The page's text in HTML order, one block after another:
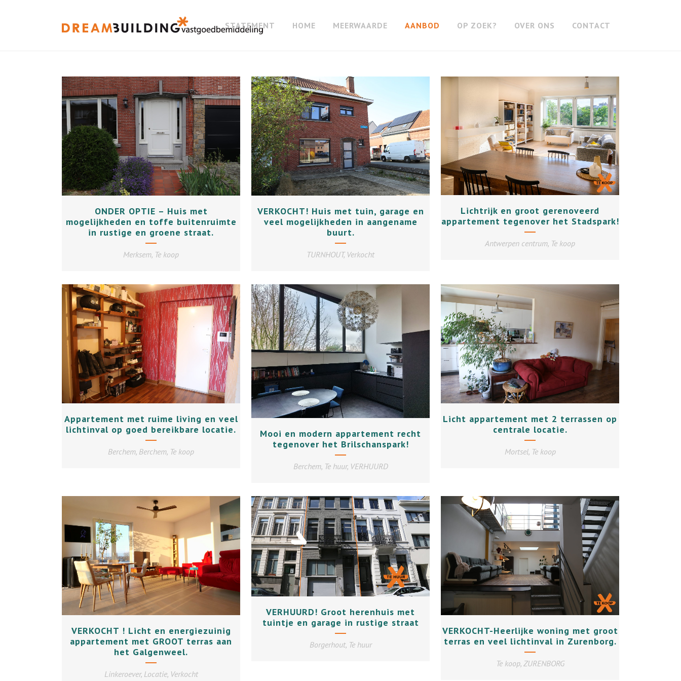
STATEMENT HOME MEERWAARDE AANBOD OP ZOEK? OVER ONS CONTACT
+
ONDER OPTIE – Huis met
mogelijkheden en toffe buitenruimte
in rustige en groene straat.
Merksem, Te koop
+
VERKOCHT! Huis met tuin, garage en
veel mogelijkheden in aangename
buurt.
TURNHOUT, Verkocht
+
Lichtrijk en groot gerenoveerd
appartement tegenover het Stadspark!
Antwerpen centrum, Te koop
+
Appartement met ruime living en veel
lichtinval op goed bereikbare locatie.
Berchem, Berchem, Te koop
+
Mooi en modern appartement recht
tegenover het Brilschanspark!
Berchem, Te huur, VERHUURD
+
Licht appartement met 2 terrassen op
centrale locatie.
Mortsel, Te koop
+
VERKOCHT ! Licht en energiezuinig
appartement met GROOT terras aan
het Galgenweel.
Linkeroever, Locatie, Verkocht
+
VERHUURD! Groot herenhuis met
tuintje en garage in rustige straat
Borgerhout, Te huur
+
VERKOCHT-Heerlijke woning met groot
terras en veel lichtinval in Zurenborg.
Te koop, ZURENBORG